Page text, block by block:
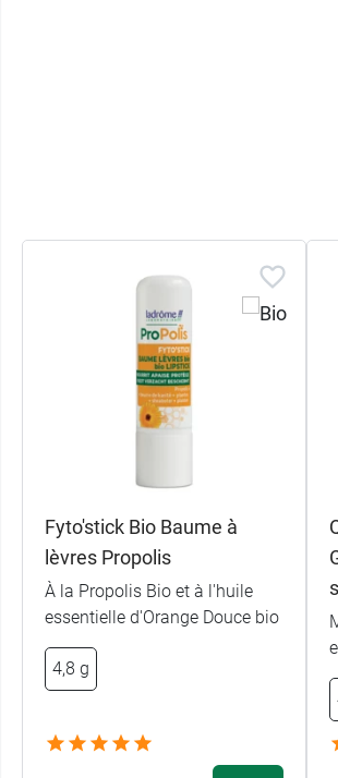
Fyto'stick Bio Baume à
lèvres Propolis
À la Propolis Bio et à l'huile
essentielle d'Orange Douce bio
4,8 g